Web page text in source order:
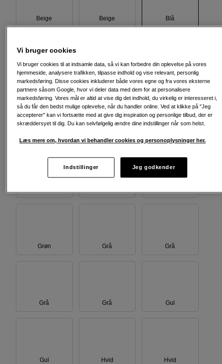
Beige Beige Blå
Blå Blå Blå
Grøn Grå Grå
Grå Grå Gul
Gul Hvid Hvid
Vi bruger cookies
Vi bruger cookies til at indsamle data, så vi kan forbedre din oplevelse på vores
hjemmeside, analysere trafikken, tilpasse indhold og vise relevant, personlig
markedsføring. Disse cookies inkluderer både vores egne og fra vores eksterne
partnere såsom Google, hvor vi deler data med dem for at personalisere
markedsføring. Vores mål er altid at vise dig det indhold, du virkelig er interesseret i,
så du får den bedst mulige oplevelse, når du handler online. Ved at klikke på "Jeg
accepterer" kan vi fortsætte med at give dig inspiration og personlige tilbud, der er
skræddersyet til dig. Du kan selvfølgelig ændre dine indstillinger når som helst.
Læs mere om, hvordan vi behandler cookies og personoplysninger her.
Indstillinger Jeg godkender